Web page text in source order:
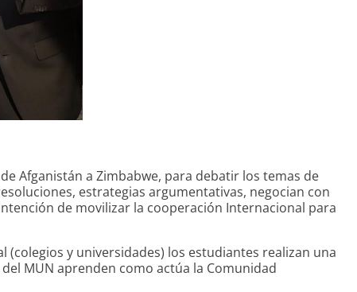
Afganistán a Zimbabwe, para debatir los temas de
estrategias argumentativas, negocian con
de movilizar la cooperación Internacional para
y universidades) los estudiantes realizan una
MUN aprenden como actúa la Comunidad